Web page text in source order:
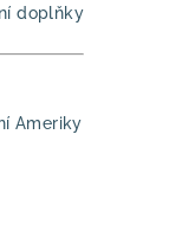
doplňky
Ameriky